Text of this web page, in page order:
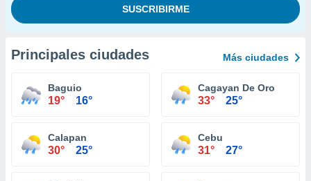
Principales ciudades Más ciudades
Baguio
19° 16°
Cagayan De Oro
33° 25°
Calapan
30° 25°
Cebu
31° 27°